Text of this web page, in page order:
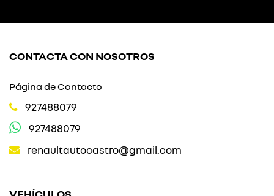
CONTACTA CON NOSOTROS
Página de Contacto
927488079
927488079
renaultautocastro@gmail.com